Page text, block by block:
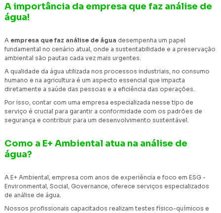
A importância da empresa que faz análise de
água!
A empresa que faz análise de água desempenha um papel
fundamental no cenário atual, onde a sustentabilidade e a preservação
ambiental são pautas cada vez mais urgentes.
A qualidade da água utilizada nos processos industriais, no consumo
humano e na agricultura é um aspecto essencial que impacta
diretamente a saúde das pessoas e a eficiência das operações.
Por isso, contar com uma empresa especializada nesse tipo de
serviço é crucial para garantir a conformidade com os padrões de
segurança e contribuir para um desenvolvimento sustentável.
Como a E+ Ambiental atua na análise de
água?
A E+ Ambiental, empresa com anos de experiência e foco em ESG -
Environmental, Social, Governance, oferece serviços especializados
de análise de água.
Nossos profissionais capacitados realizam testes físico-químicos e